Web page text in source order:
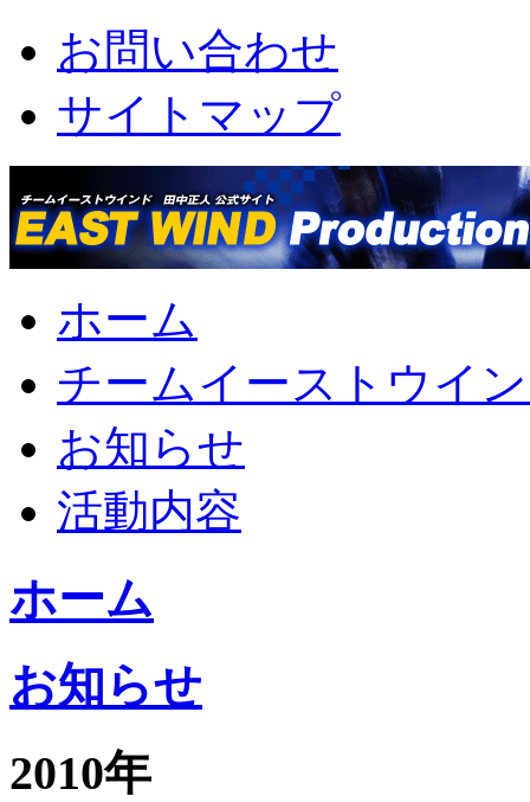
お問い合わせ
サイトマップ
ホーム
チームイーストウイ
お知らせ
活動内容
ホーム
お知らせ
2010年